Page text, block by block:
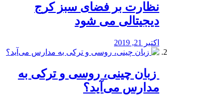
نظارت بر فضای سبز کرج
دیجیتالی می شود
اکتبر 21, 2019
️ زبان چینی، روسی و ترکی به
مدارس می‌آید؟